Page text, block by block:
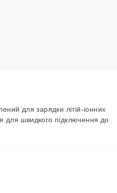
для зарядки літій-іонних
для швидкого підключення до